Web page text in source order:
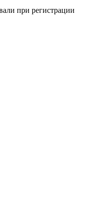
при регистрации